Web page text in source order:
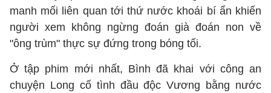
manh mối liên quan tới thứ nước khoái bí ẩn khiến
người xem không ngừng đoán già đoán non về
"ông trùm" thực sự đứng trong bóng tối.
Ở tập phim mới nhất, Bình đã khai với công an
chuyện Long cố tình đầu độc Vương bằng nước